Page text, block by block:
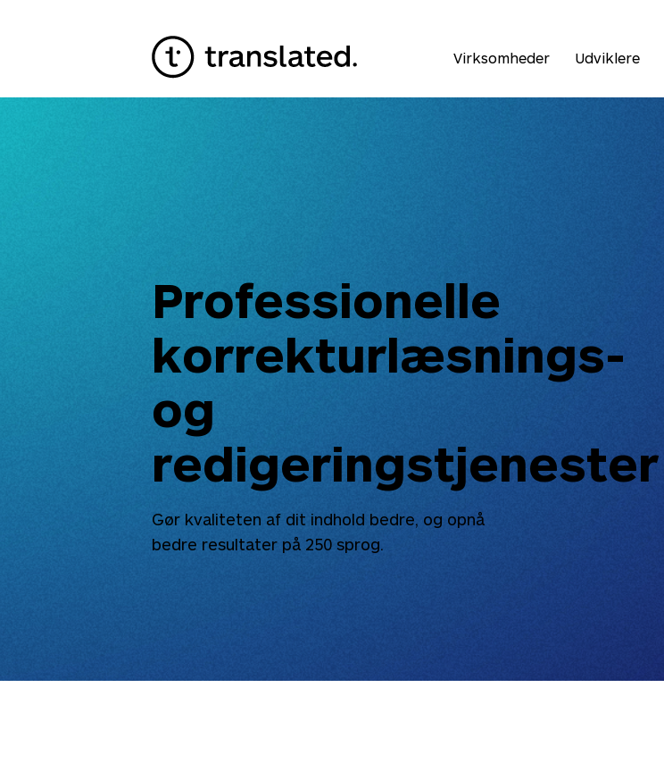
Virksomheder Udviklere
Professionelle
korrekturlæsnings-
og
redigeringstjenester
Gør kvaliteten af dit indhold bedre, og opnå
bedre resultater på 250 sprog.